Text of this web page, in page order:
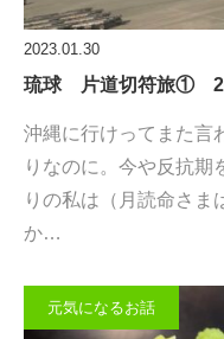
2023.01.30
琉球 片道切符旅①
沖縄に行けってまた言
りなのに。今や反抗期
りの私は（月読命さま
か…
元気になるお話